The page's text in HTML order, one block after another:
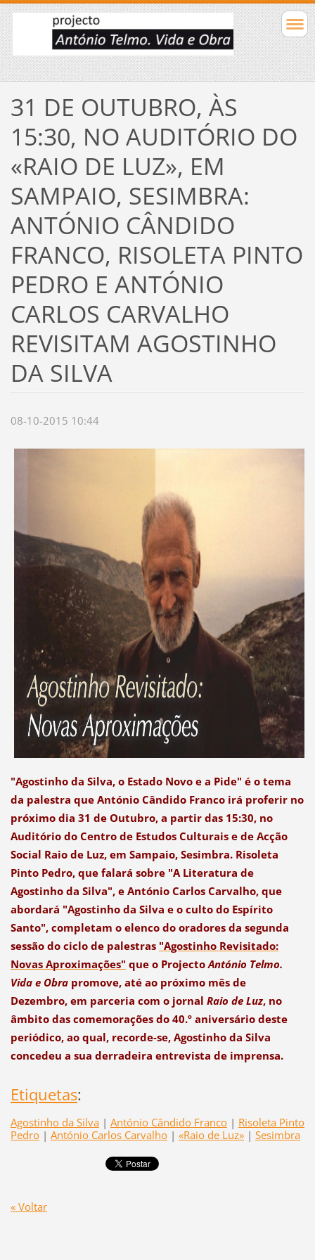
31 DE OUTUBRO, ÀS
15:30, NO AUDITÓRIO DO
«RAIO DE LUZ», EM
SAMPAIO, SESIMBRA:
ANTÓNIO CÂNDIDO
FRANCO, RISOLETA PINTO
PEDRO E ANTÓNIO
CARLOS CARVALHO
REVISITAM AGOSTINHO
DA SILVA
08-10-2015 10:44
"Agostinho da Silva, o Estado Novo e a Pide" é o tema
da palestra que António Cândido Franco irá proferir no
próximo dia 31 de Outubro, a partir das 15:30, no
Auditório do Centro de Estudos Culturais e de Acção
Social Raio de Luz, em Sampaio, Sesimbra. Risoleta
Pinto Pedro, que falará sobre "A Literatura de
Agostinho da Silva", e António Carlos Carvalho, que
abordará "Agostinho da Silva e o culto do Espírito
Santo", completam o elenco do oradores da segunda
sessão do ciclo de palestras "Agostinho Revisitado:
Novas Aproximações" que o ProjectoAntónio Telmo.
Vida e Obrapromove, até ao próximo mês de
Dezembro, em parceria com o jornal Raio de Luz, no
âmbito das comemorações do 40.º aniversário deste
periódico, ao qual, recorde-se, Agostinho da Silva
concedeu a sua derradeira entrevista de imprensa.
Etiquetas:
Agostinho da Silva | António Cândido Franco | Risoleta Pinto
Pedro | António Carlos Carvalho | «Raio de Luz» | Sesimbra
« Voltar